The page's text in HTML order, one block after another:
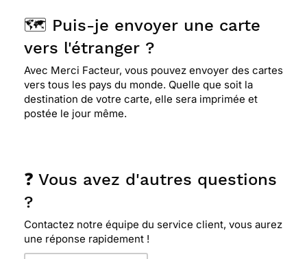
🗺️ Puis-je envoyer une carte
vers l'étranger ?
Avec Merci Facteur, vous pouvez envoyer des cartes
vers tous les pays du monde. Quelle que soit la
destination de votre carte, elle sera imprimée et
postée le jour même.
❓ Vous avez d'autres questions
?
Contactez notre équipe du service client, vous aurez
une réponse rapidement !